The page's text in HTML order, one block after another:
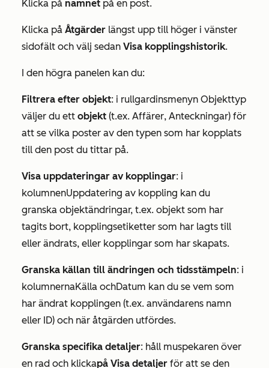
Klicka på namnet på en post.
Klicka på Åtgärder längst upp till höger i vänster
sidofält och välj sedan Visa kopplingshistorik.
I den högra panelen kan du:
Filtrera efter objekt: i rullgardinsmenyn Objekttyp
väljer du ett objekt (t.ex. Affärer, Anteckningar) för
att se vilka poster av den typen som har kopplats
till den post du tittar på.
Visa uppdateringar av kopplingar: i
kolumnenUppdatering av koppling kan du
granska objektändringar, t.ex. objekt som har
tagits bort, kopplingsetiketter som har lagts till
eller ändrats, eller kopplingar som har skapats.
Granska källan till ändringen och tidsstämpeln: i
kolumnernaKälla ochDatum kan du se vem som
har ändrat kopplingen (t.ex. användarens namn
eller ID) och när åtgärden utfördes.
Granska specifika detaljer: håll muspekaren över
en rad och klickapå Visa detaljer för att se den